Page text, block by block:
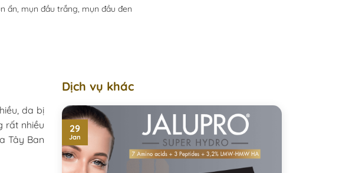
ẩn, mụn đầu trắng, mụn đầu đen
da bị
rất nhiều
Tây Ban
Dịch vụ khác
29
Jan